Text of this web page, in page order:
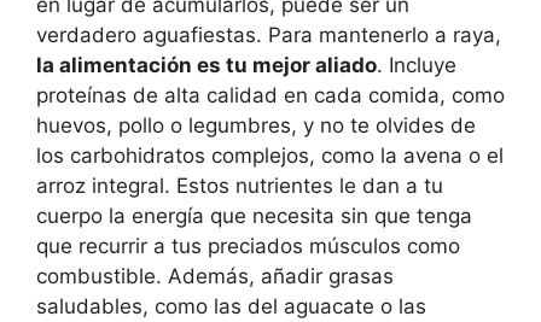
verdadero aguafiestas. Para mantenerlo a raya,
la alimentación es tu mejor aliado. Incluye
proteínas de alta calidad en cada comida, como
huevos, pollo o legumbres, y no te olvides de
los carbohidratos complejos, como la avena o el
arroz integral. Estos nutrientes le dan a tu
cuerpo la energía que necesita sin que tenga
que recurrir a tus preciados músculos como
combustible. Además, añadir grasas
saludables, como las del aguacate o las